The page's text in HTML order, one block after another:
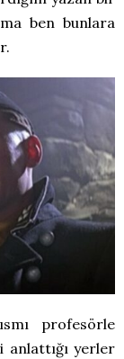
ben bunlara
profesörle
anlattığı yerler